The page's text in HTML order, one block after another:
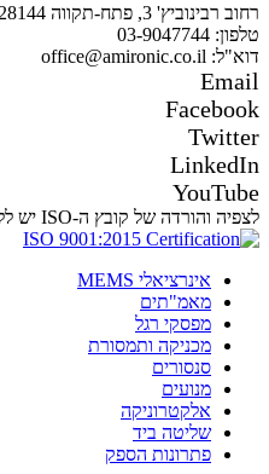
רחוב רבינוביץ' 3, פתח-תקווה 4928144.
טלפון: 03-9047744
דוא"ל: office@amironic.co.il
Email
Facebook
Twitter
LinkedIn
YouTube
לצפיה והורדה של קובץ ה-ISO יש ללחוץ על על התמונה
אינרציאלי MEMS
מאמ"תים
מפסקי רגל
מכניקה ותמסורת
סנסורים
מנועים
אלקטרוניקה
שליטה ביד
פתרונות הספק